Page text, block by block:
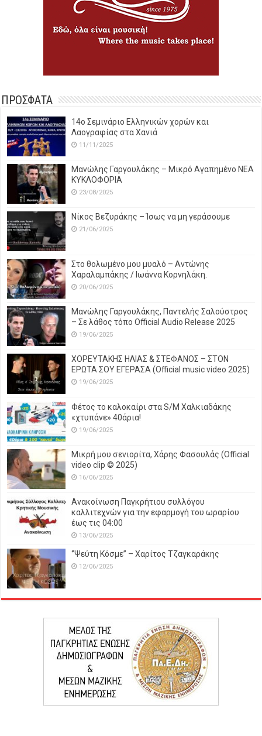
ΠΡΟΣΦΑΤΑ
14o Σεμινάριο Ελληνικών χορών και
Λαογραφίας στα Χανιά
11/11/2025
Μανώλης Γαργουλάκης – Μικρό Αγαπημένο NEΑ
ΚΥΚΛΟΦΟΡΙΑ
23/08/2025
Νίκος Βεζυράκης – Ίσως να μη γεράσουμε
21/06/2025
Στο θολωμένο μου μυαλό – Αντώνης
Χαραλαμπάκης / Ιωάννα Κορνηλάκη.
20/06/2025
Μανώλης Γαργουλάκης, Παντελής Σαλούστρος
– Σε λάθος τόπο Official Audio Release 2025
19/06/2025
ΧΟΡΕΥΤΑΚΗΣ ΗΛΙΑΣ & ΣΤΕΦΑΝΟΣ – ΣΤΟΝ
ΕΡΩΤΑ ΣΟΥ ΕΓΕΡΑΣΑ (Official music video 2025)
19/06/2025
Φέτος το καλοκαίρι στα S/M Χαλκιαδάκης
«χτυπάνε» 40άρια!
19/06/2025
Μικρή μου σενιορίτα, Χάρης Φασουλάς (Official
video clip © 2025)
16/06/2025
Ανακοίνωση Παγκρήτιου συλλόγου
καλλιτεχνών για την εφαρμογή του ωραρίου
έως τις 04:00
13/06/2025
‘’Ψεύτη Κόσμε’’ – Χαρίτος Τζαγκαράκης
12/06/2025